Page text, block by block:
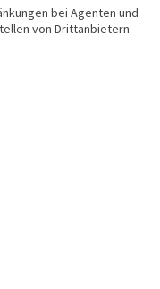
bei Agenten und
von Drittanbietern